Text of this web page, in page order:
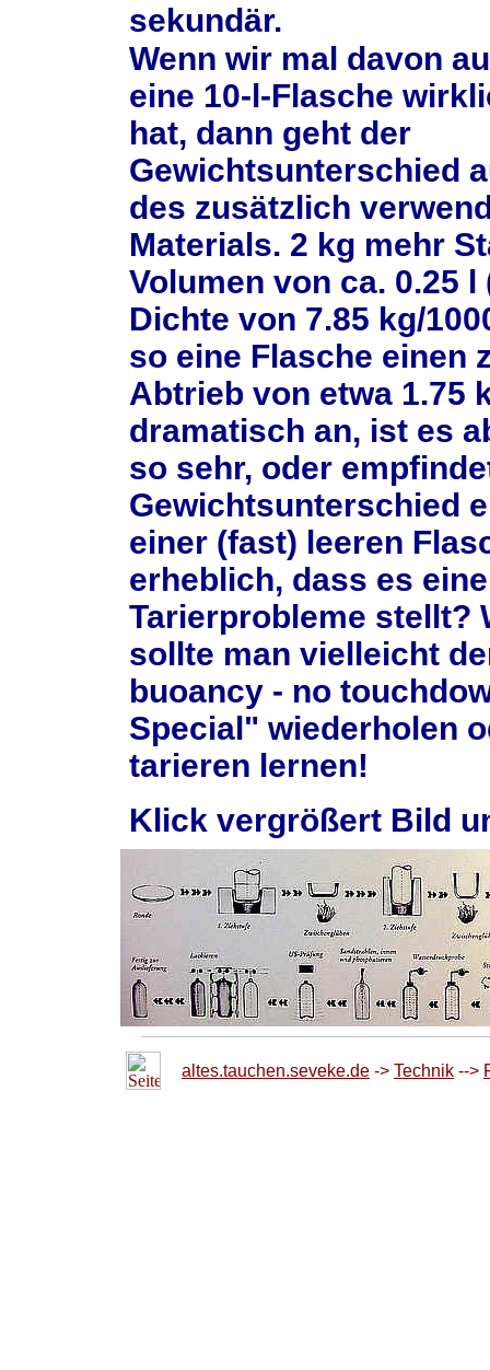
sekundär.
Wenn wir mal davon
eine 10-l-Flasche
hat, dann geht der
Gewichtsunterschied
des zusätzlich
Materials. 2 kg mehr
Volumen von ca. 0.25 l
Dichte von 7.85 kg/
so eine Flasche einen
Abtrieb von etwa 1.75
dramatisch an, ist es
so sehr, oder
Gewichtsunterschied
einer (fast) leeren
erheblich, dass es
Tarierprobleme stellt?
sollte man vielleicht
buoancy - no
Special" wiederholen
tarieren lernen!
Klick vergrößert Bild
altes.tauchen.seveke.de -> Technik -->